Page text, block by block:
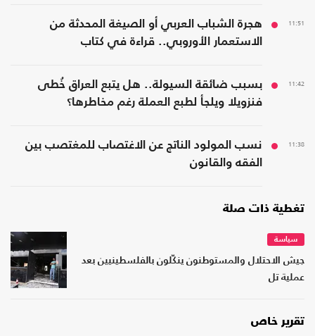
11:51
هجرة الشباب العربي أو الصيغة المحدثة من
الاستعمار الأوروبي.. قراءة في كتاب
11:42
بسبب ضائقة السيولة.. هل يتبع العراق خُطى
فنزويلا ويلجأ لطبع العملة رغم مخاطرها؟
11:38
نسب المولود الناتج عن الاغتصاب للمغتصب بين
الفقه والقانون
تغطية ذات صلة
سياسة
جيش الاحتلال والمستوطنون ينكّلون بالفلسطينيين بعد
عملية تل
تقرير خاص